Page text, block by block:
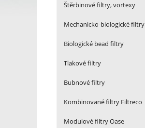
Štěrbinové filtry, vortexy
Mechanicko-biologické filtry
Biologické bead filtry
Tlakové filtry
Bubnové filtry
Kombinované filtry Filtreco
Modulové filtry Oase